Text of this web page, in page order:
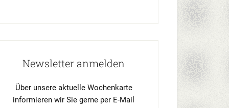
Newsletter anmelden
Über unsere aktuelle Wochenkarte
informieren wir Sie gerne per E-Mail